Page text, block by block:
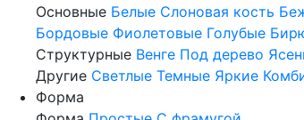
Основные Белые Слоновая кость
Бордовые Фиолетовые Голубые
Структурные Венге Под дерево
Другие Светлые Темные Яркие
Форма